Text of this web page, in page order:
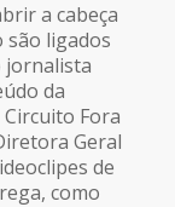
a cabeça
são ligados
jornalista
da
Fora
Geral
de
como